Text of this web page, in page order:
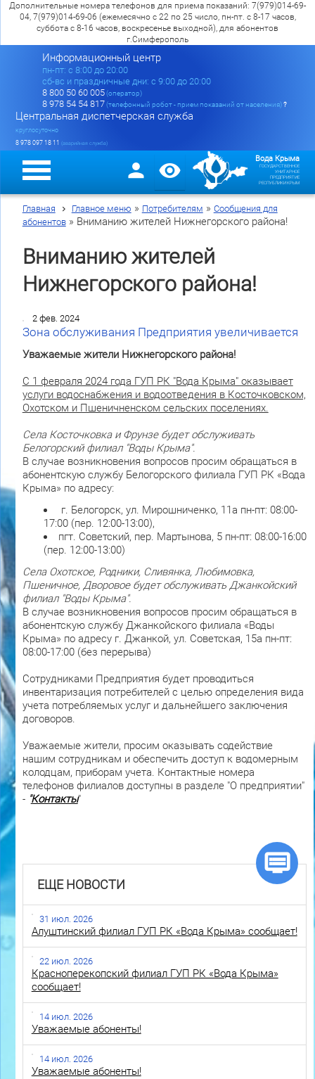
Дополнительные номера телефонов для приема показаний: 7(979)014-69-
04, 7(979)014-69-06 (ежемесячно с 22 по 25 число, пн-пт. с 8-17 часов,
суббота с 8-16 часов, воскресенье выходной), для абонентов
г.Симферополь
Информационный центр
пн-пт: c 8:00 до 20:00
сб-вс и праздничные дни: с 9:00 до 20:00
8 800 50 60 005(оператор)
8 978 54 54 817(телефонный робот - прием показаний от населения)?
Центральная диспетчерская служба
круглосуточно
8 978 097 18 11 (аварийная служба)
Вода Крыма
ГОСУДАРСТВЕННОЕ
УНИТАРНОЕ
ПРЕДПРИЯТИЕ
РЕСПУБЛИКИ КРЫМ
Главная Главное меню » Потребителям » Сообщения для
абонентов» Вниманию жителей Нижнегорского района!
Вниманию жителей
Нижнегорского района!
2 фев. 2024
Зона обслуживания Предприятия увеличивается
Уважаемые жители Нижнегорского района!
С 1 февраля 2024 года ГУП РК "Вода Крыма" оказывает
услуги водоснабжения и водоотведения в Косточковском,
Охотском и Пшеничненском сельских поселениях.
Села Косточковка и Фрунзе будет обслуживать
Белогорский филиал "Воды Крыма".
В случае возникновения вопросов просим обращаться в
абонентскую службу Белогорского филиала ГУП РК «Вода
Крыма» по адресу:
г. Белогорск, ул. Мирошниченко, 11а пн-пт: 08:00-
17:00 (пер. 12:00-13:00),
пгт. Советский, пер. Мартынова, 5 пн-пт: 08:00-16:00
(пер. 12:00-13:00)
Села Охотское, Родники, Сливянка, Любимовка,
Пшеничное, Дворовое будет обслуживать Джанкойский
филиал "Воды Крыма".
В случае возникновения вопросов просим обращаться в
абонентскую службу Джанкойского филиала «Воды
Крыма» по адресу г. Джанкой, ул. Советская, 15а пн-пт:
08:00-17:00 (без перерыва)
Сотрудниками Предприятия будет проводиться
инвентаризация потребителей с целью определения вида
учета потребляемых услуг и дальнейшего заключения
договоров.
Уважаемые жители, просим оказывать содействие
нашим сотрудникам и обеспечить доступ к водомерным
колодцам, приборам учета. Контактные номера
телефонов филиалов доступны в разделе "О предприятии"
- "Контакты"
ЕЩЕ НОВОСТИ
31 июл. 2026
Алуштинский филиал ГУП РК «Вода Крыма» сообщает!
22 июл. 2026
Красноперекопский филиал ГУП РК «Вода Крыма»
сообщает!
14 июл. 2026
Уважаемые абоненты!
14 июл. 2026
Уважаемые абоненты!